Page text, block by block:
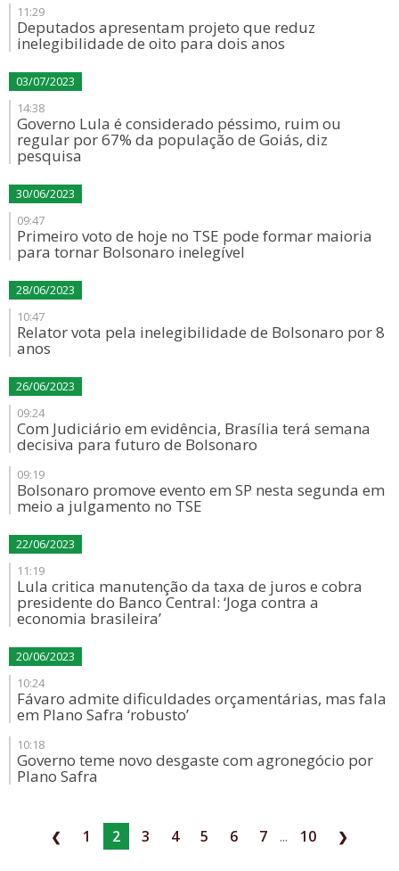
11:29
Deputados apresentam projeto que reduz
inelegibilidade de oito para dois anos
03/07/2023
14:38
Governo Lula é considerado péssimo, ruim ou
regular por 67% da população de Goiás, diz
pesquisa
30/06/2023
09:47
Primeiro voto de hoje no TSE pode formar maioria
para tornar Bolsonaro inelegível
28/06/2023
10:47
Relator vota pela inelegibilidade de Bolsonaro por 8
anos
26/06/2023
09:24
Com Judiciário em evidência, Brasília terá semana
decisiva para futuro de Bolsonaro
09:19
Bolsonaro promove evento em SP nesta segunda em
meio a julgamento no TSE
22/06/2023
11:19
Lula critica manutenção da taxa de juros e cobra
presidente do Banco Central: ‘Joga contra a
economia brasileira’
20/06/2023
10:24
Fávaro admite dificuldades orçamentárias, mas fala
em Plano Safra ‘robusto’
10:18
Governo teme novo desgaste com agronegócio por
Plano Safra
❮ 1 2 3 4 5 6 7 ... 10 ❯